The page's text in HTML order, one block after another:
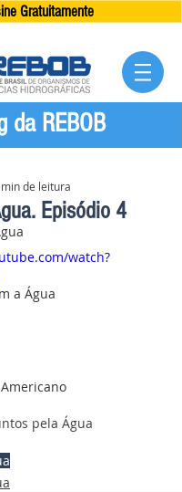
Gratuitamente
a Água
Episódio 4
de leitura
watch?
pela Água
da REBOB